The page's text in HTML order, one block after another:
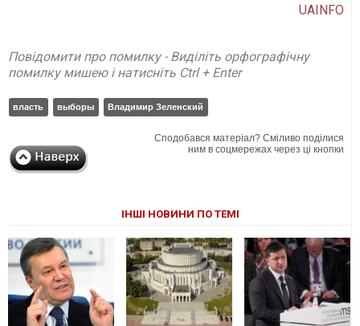
UAINFO
Повідомити про помилку - Виділіть орфографічну
помилку мишею і натисніть Ctrl + Enter
власть выборы Владимир Зеленский
Сподобався матеріал? Сміливо поділися
ним в соцмережах через ці кнопки
ІНШІ НОВИНИ ПО ТЕМІ